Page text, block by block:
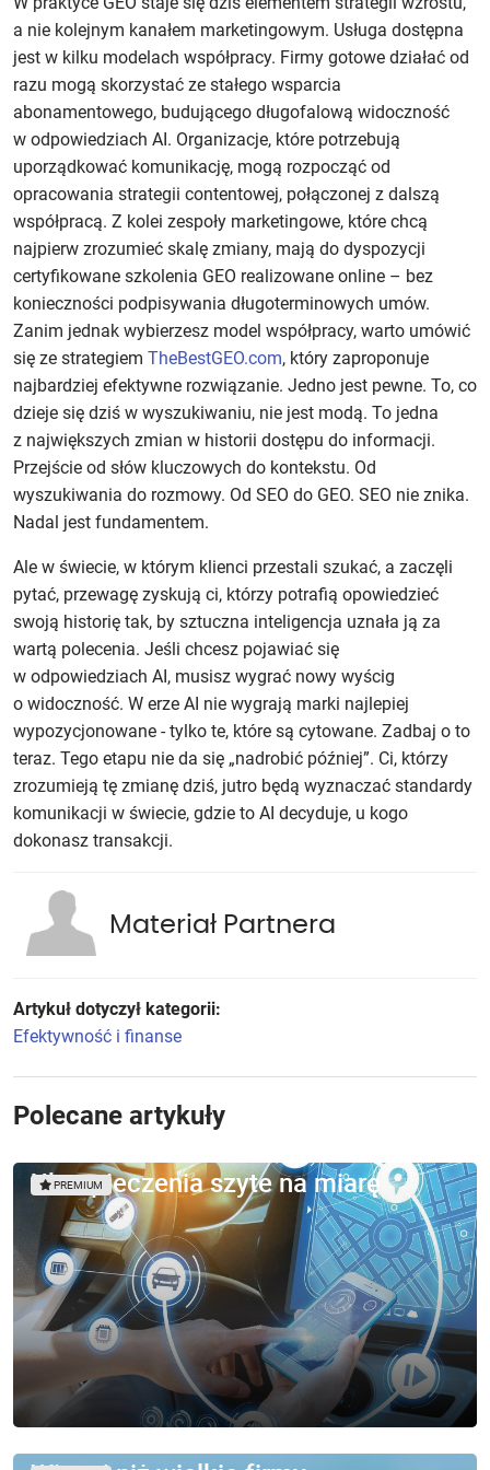
a nie kolejnym kanałem marketingowym. Usługa dostępna
jest w kilku modelach współpracy. Firmy gotowe działać od
razu mogą skorzystać ze stałego wsparcia
abonamentowego, budującego długofalową widoczność
w odpowiedziach AI. Organizacje, które potrzebują
uporządkować komunikację, mogą rozpocząć od
opracowania strategii contentowej, połączonej z dalszą
współpracą. Z kolei zespoły marketingowe, które chcą
najpierw zrozumieć skalę zmiany, mają do dyspozycji
certyfikowane szkolenia GEO realizowane online – bez
konieczności podpisywania długoterminowych umów.
Zanim jednak wybierzesz model współpracy, warto umówić
się ze strategiem TheBestGEO.com, który zaproponuje
najbardziej efektywne rozwiązanie. Jedno jest pewne. To, co
dzieje się dziś w wyszukiwaniu, nie jest modą. To jedna
z największych zmian w historii dostępu do informacji.
Przejście od słów kluczowych do kontekstu. Od
wyszukiwania do rozmowy. Od SEO do GEO. SEO nie znika.
Nadal jest fundamentem.
Ale w świecie, w którym klienci przestali szukać, a zaczęli
pytać, przewagę zyskują ci, którzy potrafią opowiedzieć
swoją historię tak, by sztuczna inteligencja uznała ją za
wartą polecenia. Jeśli chcesz pojawiać się
w odpowiedziach AI, musisz wygrać nowy wyścig
o widoczność. W erze AI nie wygrają marki najlepiej
wypozycjonowane - tylko te, które są cytowane. Zadbaj o to
teraz. Tego etapu nie da się „nadrobić później”. Ci, którzy
zrozumieją tę zmianę dziś, jutro będą wyznaczać standardy
komunikacji w świecie, gdzie to AI decyduje, u kogo
dokonasz transakcji.
Materiał Partnera
Artykuł dotyczył kategorii:
Efektywność i finanse
Polecane artykuły
Ubezpieczenia szyte na miarę
PREMIUM